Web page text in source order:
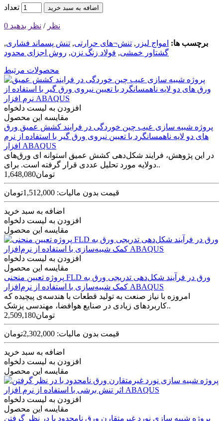
تعداد اضافه به سبد خرید
0 نظر / نظر بدهید
برچسب ها: امواج لیزر , تنش¬های حرارتی, تنش پسماند فشاری,
گشتاور خمشی, فولاد زنگ نزن, روش اجزای محدود
محصولات مرتبط
افزودن به لیست دلخواه
مقایسه این محصول
پروژه شبیه سازی عیب چین خوردگی در فرایند کشش عمیق ورق
های دو لایه ناهمسانگرد با تعیین نیروی ورق گیر با استفاده از نرم
افزار ABAQUS
در این پژوهش، فرایند شکل‌دهی کشش عمیق استوانه ای ورق‌های
دولایه مورد تحلیل عددی قرار گرفته است. برای..
1,648,080تومان
قیمت بدون مالیات: 1,512,000تومان
اضافه به سبد خرید
افزودن به لیست دلخواه
مقایسه این محصول
افزودن به لیست دلخواه
مقایسه این محصول
پروژه تعیین منحنی FLD ورق در فرآیند شکل‌دهی تدریجی ورق به
کمک شبیه‌سازی با استفاده از نرم‌افزار ABAQUS
امروزه با نیاز صنعت به تولید قطعات با هندسه‌ی پیچیده که
کاربردهای زیادی در صنایع هوافضا، مهندسی پزشک..
2,509,180تومان
قیمت بدون مالیات: 2,302,000تومان
اضافه به سبد خرید
افزودن به لیست دلخواه
مقایسه این محصول
افزودن به لیست دلخواه
مقایسه این محصول
پروژه شبیه سازی نورد غیرمتقارن ورق نامحدود با در نظر گرفتن